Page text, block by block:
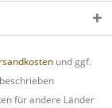
und ggf.
für andere Länder